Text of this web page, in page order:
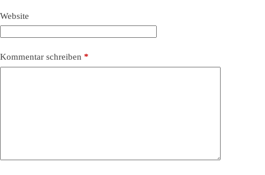
Website
Kommentar schreiben *